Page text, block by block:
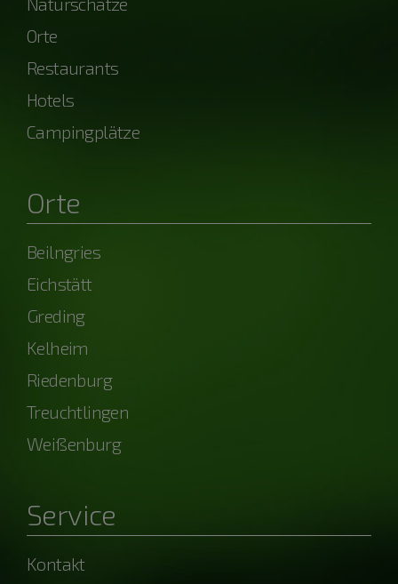
Orte
Restaurants
Hotels
Campingplätze
Orte
Beilngries
Eichstätt
Greding
Kelheim
Riedenburg
Treuchtlingen
Weißenburg
Service
Kontakt